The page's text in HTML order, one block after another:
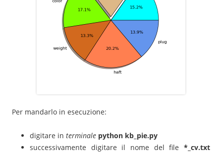
Per mandarlo in esecuzione:
digitare in terminale python kb_pie.py
successivamente digitare il nome del file *_cv.txt